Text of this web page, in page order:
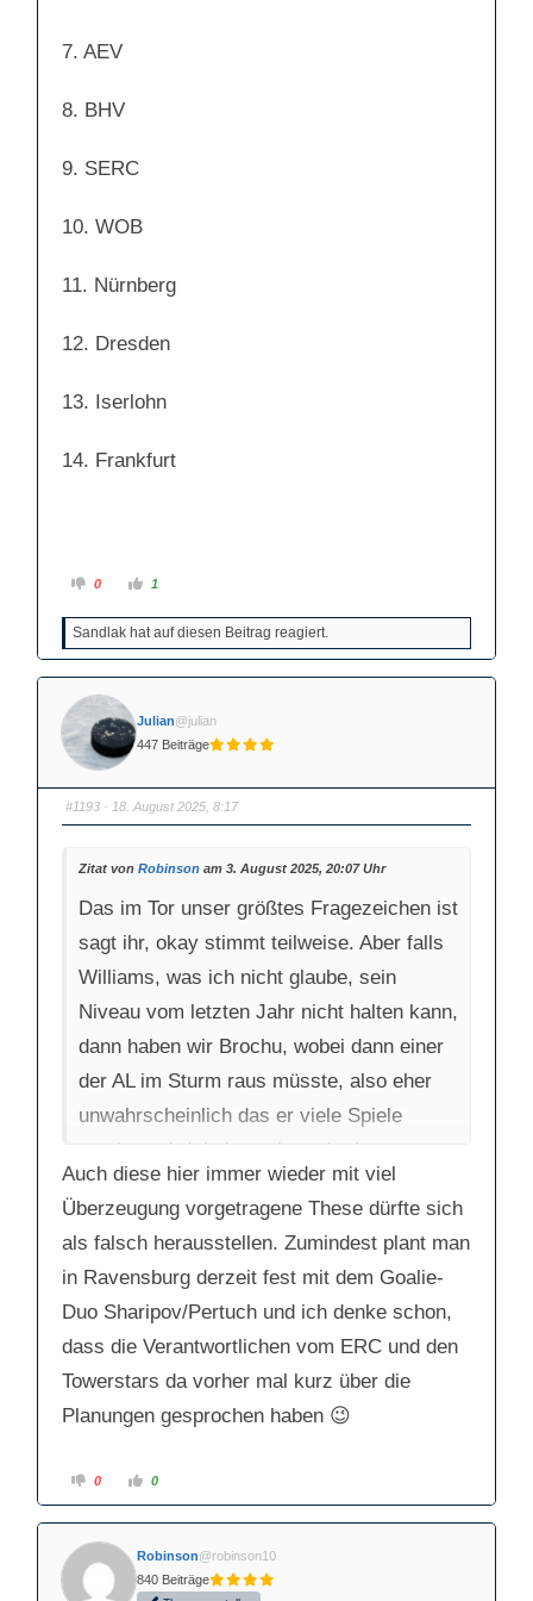
7. AEV
8. BHV
9. SERC
10. WOB
11. Nürnberg
12. Dresden
13. Iserlohn
14. Frankfurt
A
l
i
c
k
f
r
D
a
u
e
n
u
e
0
A
l
i
c
k
r
D
a
e
n
n
o
1
Sandlak hat auf diesen Beitrag reagiert.
Julian@julian
447 Beiträge
#1193 · 18. August 2025, 8:17
Zitat von Robinson am 3. August 2025, 20:07 Uhr
Das im Tor unser größtes Fragezeichen ist
sagt ihr, okay stimmt teilweise. Aber falls
Williams, was ich nicht glaube, sein
Niveau vom letzten Jahr nicht halten kann,
dann haben wir Brochu, wobei dann einer
der AL im Sturm raus müsste, also eher
unwahrscheinlich das er viele Spiele
machen wird, haben wir noch einen
Pertuch hier bei uns und das haben die
Pantherholiker richtig festgestellt, das
wenn er diese Saison keine DEL Spiele
bekommt, wohl nächste Saison weg ist.
Dabei ist er ein ganz großes Talent und
hat auch in Ravensburg gut gefangen.
Denkt nur mal was aus Stettmer wurde als
er gewechselt ist. Wäre er nicht
Berlin fast die Nummer 1! Also bitte
Williams und Pertuch spielen lassen.
Auch diese hier immer wieder mit viel
Überzeugung vorgetragene These dürfte sich
als falsch herausstellen. Zumindest plant man
in Ravensburg derzeit fest mit dem Goalie-
Duo Sharipov/Pertuch und ich denke schon,
dass die Verantwortlichen vom ERC und den
Towerstars da vorher mal kurz über die
Planungen gesprochen haben 😉
A
k
c
e
f
0
A
k
k
n
0
Robinson@robinson10
840 Beiträge